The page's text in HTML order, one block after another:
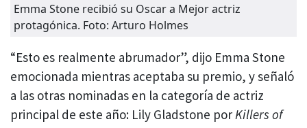
Emma Stone recibió su Oscar a Mejor actriz
protagónica. Foto: Arturo Holmes
“Esto es realmente abrumador”, dijo Emma Stone
emocionada mientras aceptaba su premio, y señaló
a las otras nominadas en la categoría de actriz
principal de este año: Lily Gladstone por Killers of